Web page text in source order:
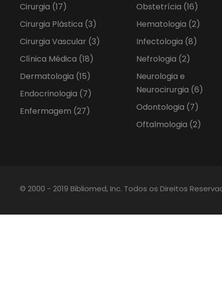
Cirurgia (17)
Cirurgia Plástica (3)
Cirurgia Vascular (3)
Clínica Médica (18)
Dermatologia (15)
Endocrinologia (7)
Enfermagem (27)
Obstetrícia (16)
Hematologia (2)
Infectologia (8)
Nefrologia (2)
Neurologia e
Neurocirurgia (6)
Odontologia (7)
Oftalmologia (2)
© 2000 - 2019 Bibliomed, Inc. Todos os Direitos